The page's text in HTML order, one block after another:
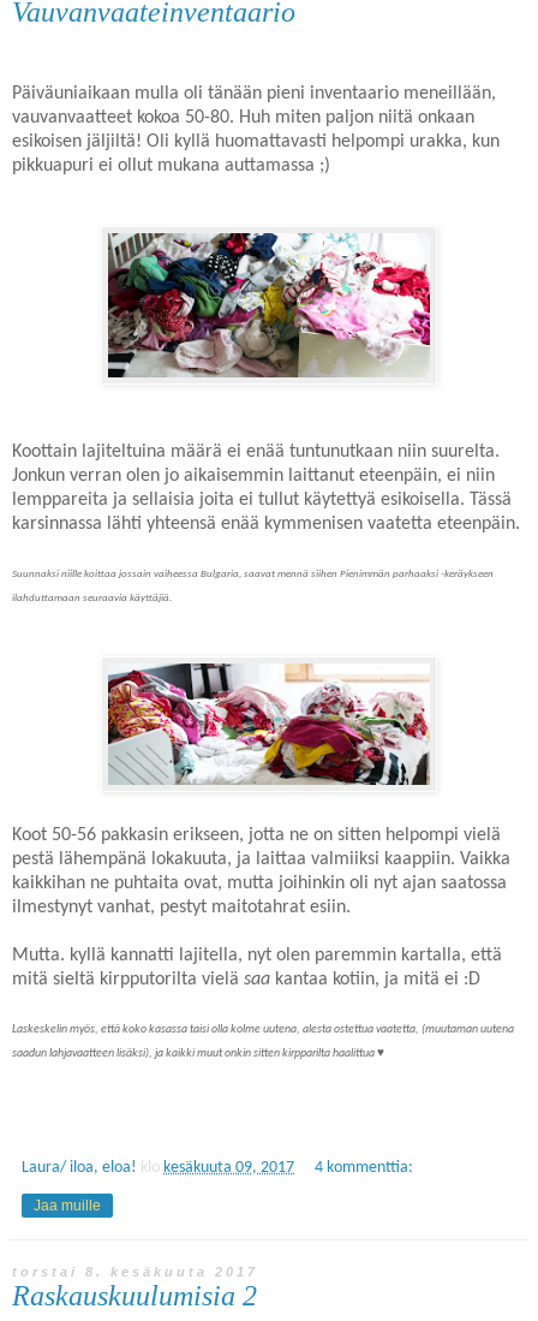
Vauvanvaateinventaario
Päiväuniaikaan mulla oli tänään pieni inventaario meneillään,
vauvanvaatteet kokoa 50-80. Huh miten paljon niitä onkaan
esikoisen jäljiltä! Oli kyllä huomattavasti helpompi urakka, kun
pikkuapuri ei ollut mukana auttamassa ;)
Koottain lajiteltuina määrä ei enää tuntunutkaan niin suurelta.
Jonkun verran olen jo aikaisemmin laittanut eteenpäin, ei niin
lemppareita ja sellaisia joita ei tullut käytettyä esikoisella. Tässä
karsinnassa lähti yhteensä enää kymmenisen vaatetta eteenpäin.
Suunnaksi niille koittaa jossain vaiheessa Bulgaria, saavat mennä siihen Pienimmän parhaaksi -keräykseen
ilahduttamaan seuraavia käyttäjiä.
Koot 50-56 pakkasin erikseen, jotta ne on sitten helpompi vielä
pestä lähempänä lokakuuta, ja laittaa valmiiksi kaappiin. Vaikka
kaikkihan ne puhtaita ovat, mutta joihinkin oli nyt ajan saatossa
ilmestynyt vanhat, pestyt maitotahrat esiin.
Mutta. kyllä kannatti lajitella, nyt olen paremmin kartalla, että
mitä sieltä kirpputorilta vielä saa kantaa kotiin, ja mitä ei :D
Laskeskelin myös, että koko kasassa taisi olla kolme uutena, alesta ostettua vaatetta, (muutaman uutena
saadun lahjavaatteen lisäksi), ja kaikki muut onkin sitten kirpparilta haalittua ♥
Laura/ iloa, eloa! klo kesäkuuta 09, 2017 4 kommenttia:
Jaa muille
torstai 8. kesäkuuta 2017
Raskauskuulumisia 2